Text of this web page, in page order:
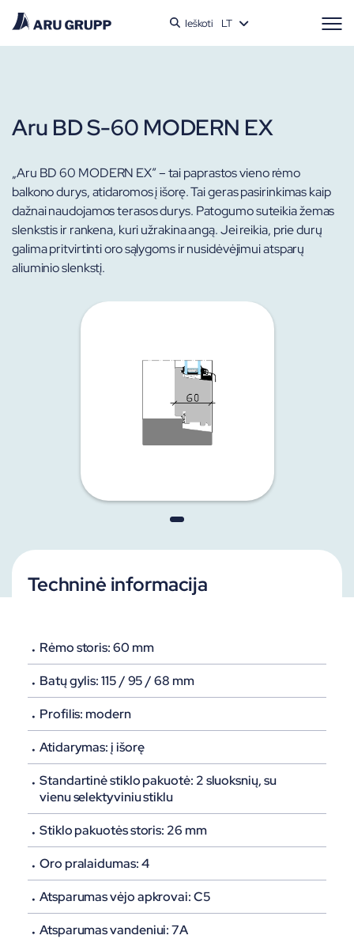
Ieškoti LT
Aru BD S-60 MODERN EX
„Aru BD 60 MODERN EX” – tai paprastos vieno rėmo
balkono durys, atidaromos į išorę. Tai geras pasirinkimas kaip
dažnai naudojamos terasos durys. Patogumo suteikia žemas
slenkstis ir rankena, kuri užrakina angą.Jei reikia, prie durų
galima pritvirtinti oro sąlygoms ir nusidėvėjimui atsparų
aliuminio slenkstį.
Techninė informacija
Rėmo storis: 60 mm
Batų gylis:115 / 95 / 68 mm
Profilis: modern
Atidarymas:į išorę
Standartinė stiklo pakuotė: 2 sluoksnių, su
vienu selektyviniu stiklu
Stiklo pakuotės storis: 26 mm
Oro pralaidumas:4
Atsparumas vėjo apkrovai: C5
Atsparumas vandeniui:7A